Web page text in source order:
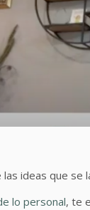
ideas que se
lo personal, te